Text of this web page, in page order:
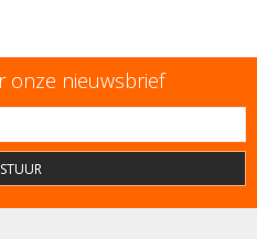
onze nieuwsbrief